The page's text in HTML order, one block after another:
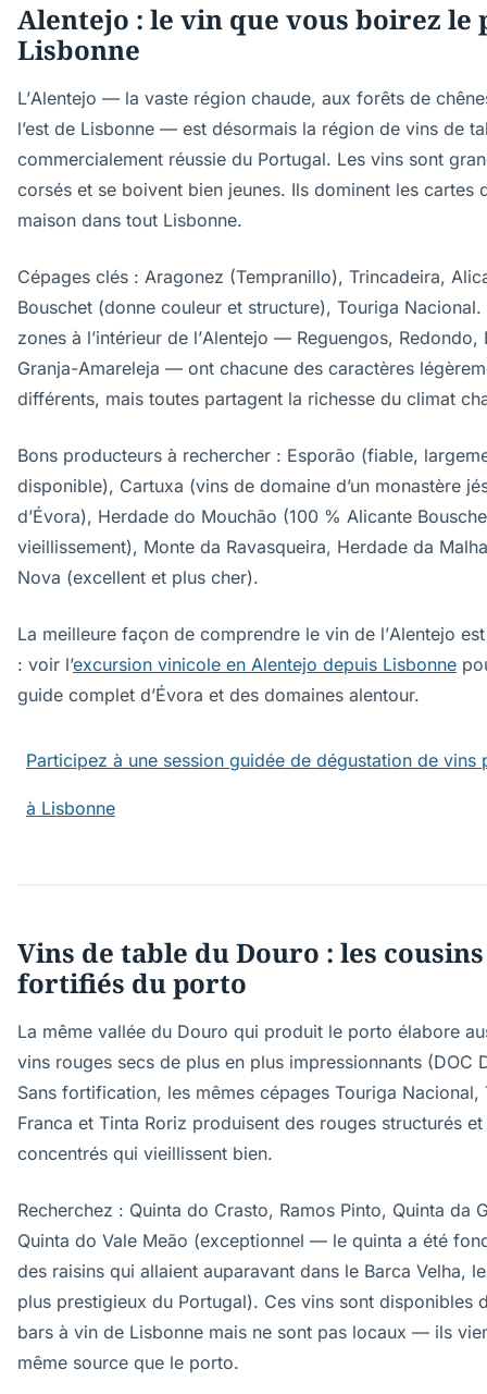
Alentejo : le vin que vous boirez le
Lisbonne
L’Alentejo — la vaste région chaude, aux forêts de
l’est de Lisbonne — est désormais la région de vins de
commercialement réussie du Portugal. Les vins sont
corsés et se boivent bien jeunes. Ils dominent les cartes
maison dans tout Lisbonne.
Cépages clés : Aragonez (Tempranillo), Trincadeira,
Bouschet (donne couleur et structure), Touriga Nacional.
zones à l’intérieur de l’Alentejo — Reguengos, Redondo,
Granja-Amareleja — ont chacune des caractères
différents, mais toutes partagent la richesse du climat
Bons producteurs à rechercher : Esporão (fiable,
disponible), Cartuxa (vins de domaine d’un monastère
d’Évora), Herdade do Mouchão (100 % Alicante
vieillissement), Monte da Ravasqueira, Herdade da
Nova (excellent et plus cher).
La meilleure façon de comprendre le vin de l’Alentejo
: voir l’excursion vinicole en Alentejo depuis Lisbonne
guide complet d’Évora et des domaines alentour.
Participez à une session guidée de dégustation de vins
à Lisbonne
Vins de table du Douro : les
fortifiés du porto
La même vallée du Douro qui produit le porto élabore
vins rouges secs de plus en plus impressionnants (DOC
Sans fortification, les mêmes cépages Touriga Nacional,
Franca et Tinta Roriz produisent des rouges structurés et
concentrés qui vieillissent bien.
Recherchez : Quinta do Crasto, Ramos Pinto, Quinta da
Quinta do Vale Meão (exceptionnel — le quinta a été
des raisins qui allaient auparavant dans le Barca Velha,
plus prestigieux du Portugal). Ces vins sont disponibles
bars à vin de Lisbonne mais ne sont pas locaux — ils
même source que le porto.